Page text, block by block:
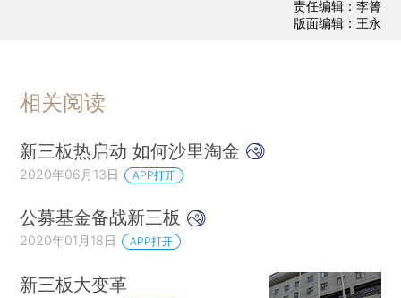
责任编辑：李箐
版面编辑：王永
相关阅读
新三板热启动 如何沙里淘金
2020年06月13日 APP打开
公募基金备战新三板
2020年01月18日 APP打开
新三板大变革